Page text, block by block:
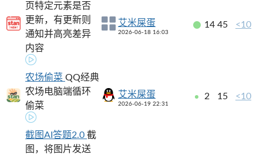
页特定元素是否
更新，有更新则
通知并高亮差异
内容
艾米屎蛋
2026-06-18 16:03
14 45 <10
农场偷菜 QQ经典
农场电脑端循环
偷菜
艾米屎蛋
2026-06-19 22:31
2 15 <10
截图AI答题2.0 截
图，将图片发送